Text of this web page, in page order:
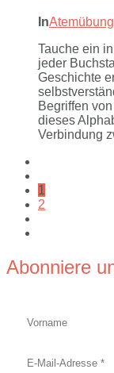
In
Tauche ein
jeder
Geschichte
Begriffen
dieses
Verbindung
1
2
Abonniere